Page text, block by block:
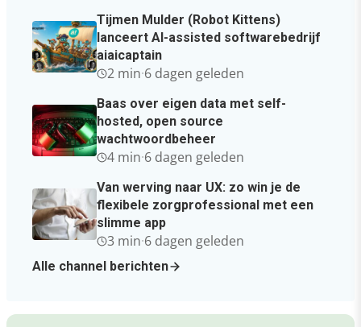
Tijmen Mulder (Robot Kittens)
lanceert AI-assisted softwarebedrijf
aiaicaptain
2 min·6 dagen geleden
Baas over eigen data met self-
hosted, open source
wachtwoordbeheer
4 min·6 dagen geleden
Van werving naar UX: zo win je de
flexibele zorgprofessional met een
slimme app
3 min·6 dagen geleden
Alle channel berichten